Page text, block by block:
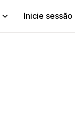
Inicie sessão